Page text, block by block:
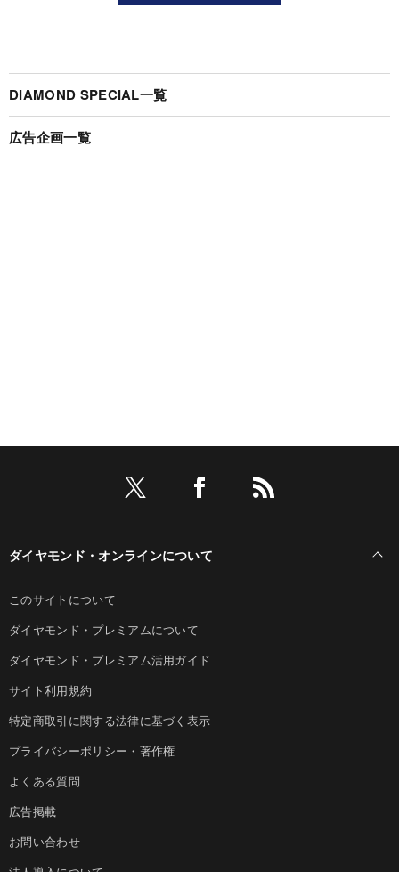
DIAMOND SPECIAL一覧
広告企画一覧
ダイヤモンド・オンラインについて
このサイトについて
ダイヤモンド・プレミアムについて
ダイヤモンド・プレミアム活用ガイド
サイト利用規約
特定商取引に関する法律に基づく表示
プライバシーポリシー・著作権
よくある質問
広告掲載
お問い合わせ